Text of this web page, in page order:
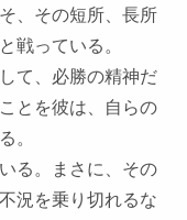
、その短所、長所
戦っている。
て、必勝の精神だ
とを彼は、自らの
。
る。まさに、その
況を乗り切れるな